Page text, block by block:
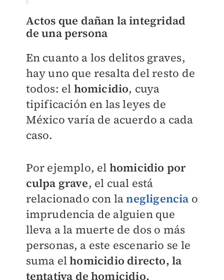
Actos que dañan la integridad
de una persona
En cuanto a los delitos graves,
hay uno que resalta del resto de
todos: el homicidio, cuya
tipificación en las leyes de
México varía de acuerdo a cada
caso.
Por ejemplo, el homicidio por
culpa grave, el cual está
relacionado con lanegligencia o
imprudencia de alguien que
lleva a la muerte de dos o más
personas, a este escenario se le
suma elhomicidio directo, la
tentativa de homicidio,